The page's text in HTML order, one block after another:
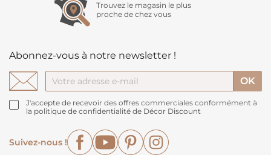
Trouvez le magasin le plus
proche de chez vous
Abonnez-vous à notre newsletter !
J'accepte de recevoir des offres commerciales conformément à
la politique de confidentialité de Décor Discount
Suivez-nous !
FacebookYouTubePinterest